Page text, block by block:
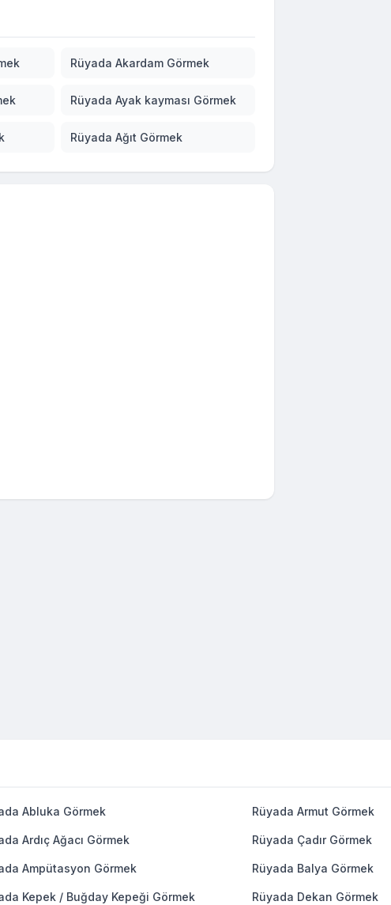
Rüyada Akardam Görmek
Rüyada Ayak kayması Görmek
Rüyada Ağıt Görmek
Abluka Görmek Rüyada Armut Görmek
Ardıç Ağacı Görmek Rüyada Çadır Görmek
Ampütasyon Görmek Rüyada Balya Görmek
Kepek / Buğday Kepeği Görmek Rüyada Dekan Görmek